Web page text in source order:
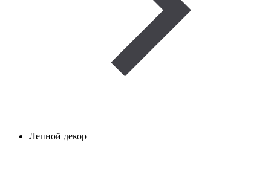
Лепной декор